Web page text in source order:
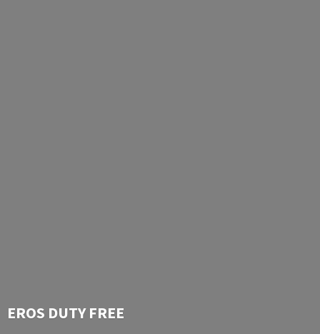
EROS DUTY FREE